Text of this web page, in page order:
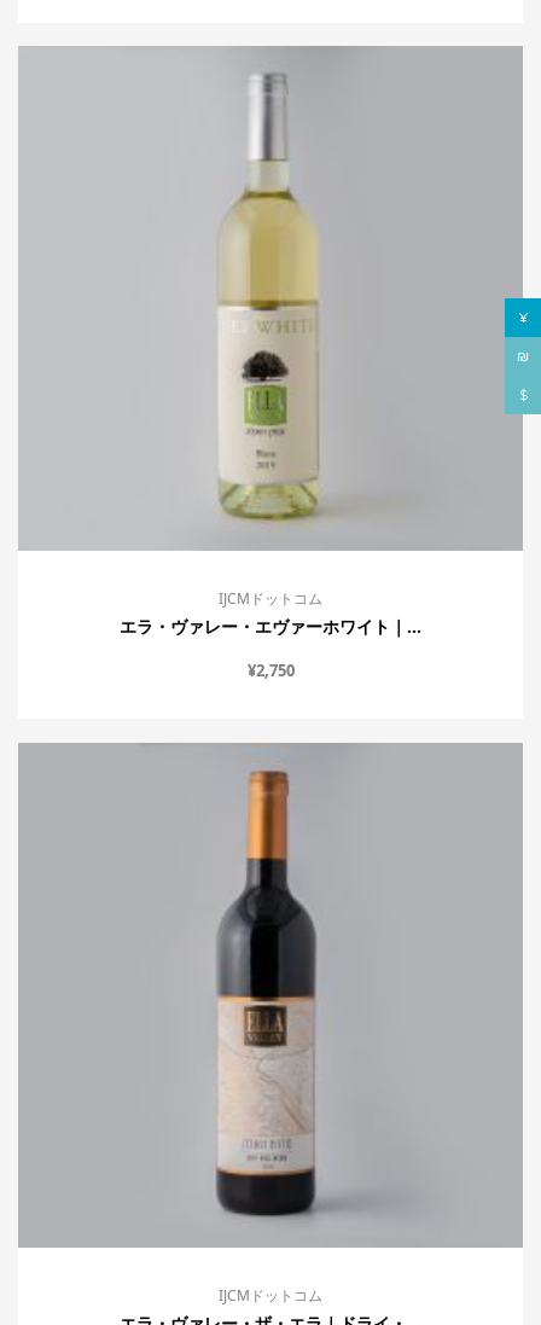
¥
₪
$
IJCMドットコム
エラ・ヴァレー・エヴァーホワイト｜...
¥2,750
IJCMドットコム